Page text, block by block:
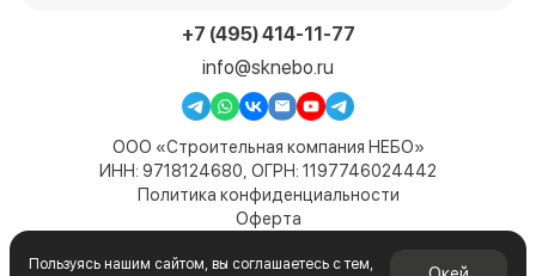
+7 (495) 414-11-77
info@sknebo.ru
ООО «Строительная компания НЕБО»
ИНН: 9718124680, ОГРН: 1197746024442
Политика конфиденциальности
Оферта
© 2019-2026. Все права защищены. Сайт не является
Пользуясь нашим сайтом, вы соглашаетесь с тем,